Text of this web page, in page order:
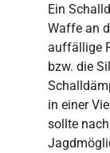
Ein
Waffe an
auffällige
bzw. die
in einer
sollte